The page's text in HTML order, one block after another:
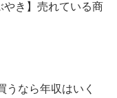
やき】売れている商
うなら年収はいく